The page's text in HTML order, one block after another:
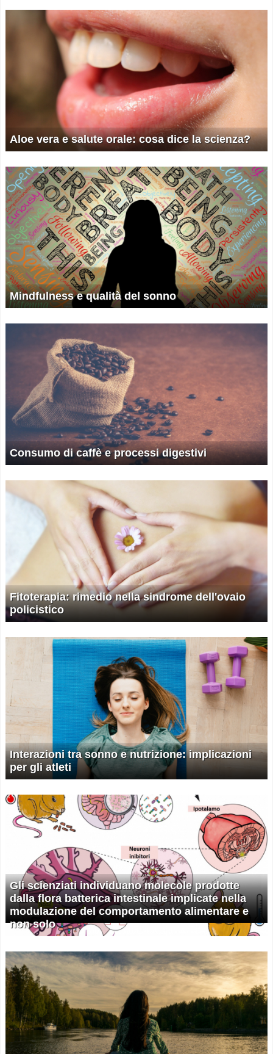
Aloe vera e salute orale: cosa dice la scienza?
Mindfulness e qualità del sonno
Consumo di caffè e processi digestivi
Fitoterapia: rimedio nella sindrome dell'ovaio
policistico
Interazioni tra sonno e nutrizione: implicazioni
per gli atleti
Gli scienziati individuano molecole prodotte
dalla flora batterica intestinale implicate nella
modulazione del comportamento alimentare e
non solo